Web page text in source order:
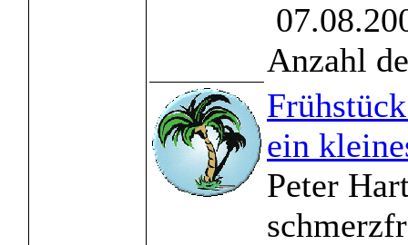
Anzahl
ein
Peter